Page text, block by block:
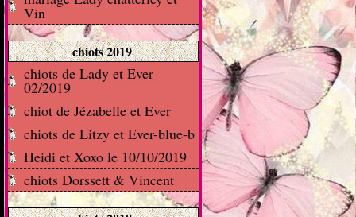
Vin
chiots 2019
chiots de Lady et Ever
02/2019
chiot de Jézabelle et Ever
chiots de Litzy et Ever-blue-b
Heidi et Xoxo le 10/10/2019
chiots Dorssett & Vincent